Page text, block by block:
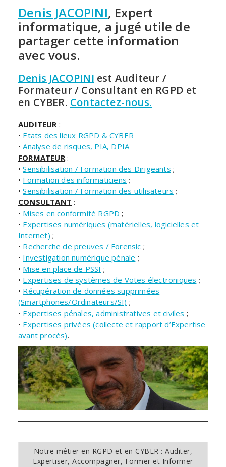
Denis JACOPINI, Expert
informatique, a jugé utile de
partager cette information
avec vous.
Denis JACOPINI est Auditeur /
Formateur / Consultant en RGPD et
en CYBER. Contactez-nous.
AUDITEUR:
• Etats des lieux RGPD & CYBER
•Analyse de risques, PIA, DPIA
FORMATEUR:
•Sensibilisation / Formation des Dirigeants ;
• Formation des informaticiens ;
•Sensibilisation / Formation des utilisateurs ;
CONSULTANT :
• Mises en conformité RGPD ;
• Expertises numériques (matérielles, logicielles et
Internet) ;
• Recherche de preuves / Forensic ;
• Investigation numérique pénale ;
• Mise en place de PSSI ;
• Expertises de systèmes de Votes électroniques ;
• Récupération de données supprimées
(Smartphones/Ordinateurs/SI) ;
• Expertises pénales, administratives et civiles ;
• Expertises privées (collecte et rapport d’Expertise
avant procès).
Notre métier en RGPD et en CYBER : Auditer,
Expertiser, Accompagner, Former et Informer